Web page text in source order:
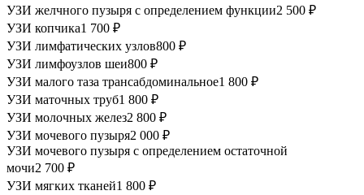
УЗИ желчного пузыря с определением функции2 500 ₽
УЗИ копчика1 700 ₽
УЗИ лимфатических узлов800 ₽
УЗИ лимфоузлов шеи800 ₽
УЗИ малого таза трансабдоминальное1 800 ₽
УЗИ маточных труб1 800 ₽
УЗИ молочных желез2 800 ₽
УЗИ мочевого пузыря2 000 ₽
УЗИ мочевого пузыря с определением остаточной
мочи2 700 ₽
УЗИ мягких тканей1 800 ₽